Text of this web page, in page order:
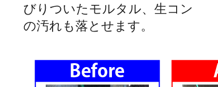
びりついたモルタル、生コン
の汚れも落とせます。